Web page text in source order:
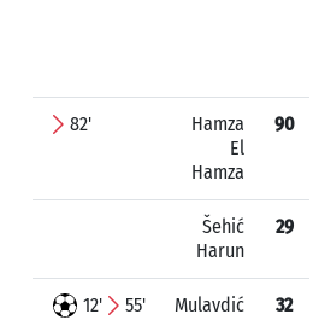
82'
Hamza
El
Hamza
90
Šehić
Harun
29
12' 55'
Mulavdić
32